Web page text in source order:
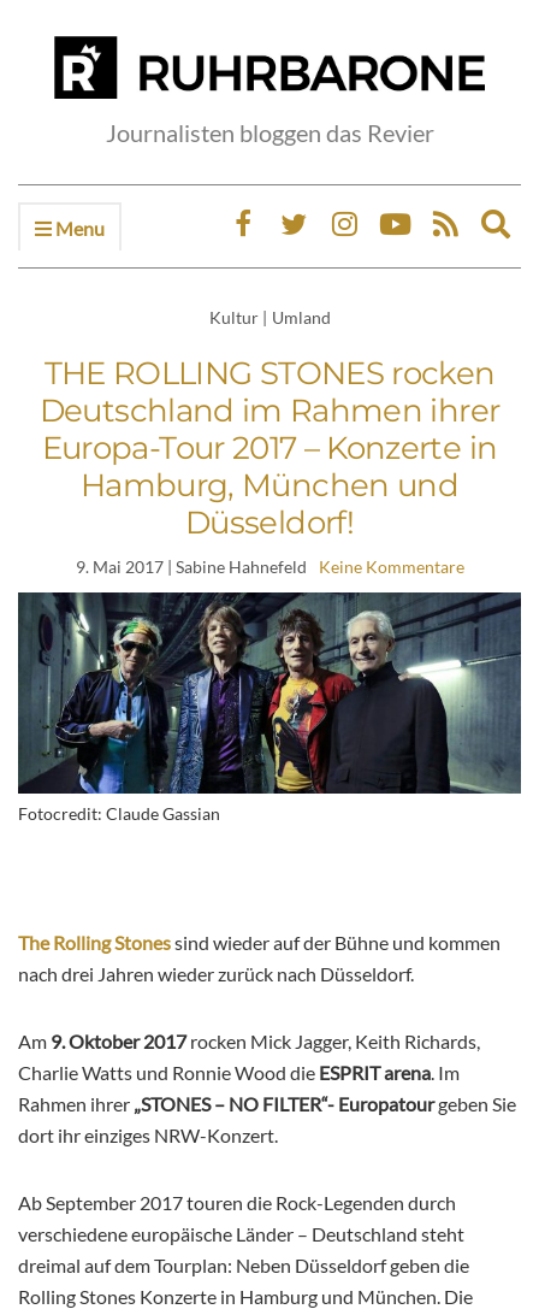
Journalisten bloggen das Revier
Menu
Kultur | Umland
THE ROLLING STONES rocken
Deutschland im Rahmen ihrer
Europa-Tour 2017 – Konzerte in
Hamburg, München und
Düsseldorf!
9. Mai 2017| Sabine Hahnefeld Keine Kommentare
Fotocredit: Claude Gassian
The Rolling Stonessind wieder auf der Bühne und kommen
nach drei Jahren wieder zurück nach Düsseldorf.
Am 9. Oktober 2017rocken Mick Jagger, Keith Richards,
Charlie Watts und Ronnie Wood die ESPRIT arena. Im
Rahmen ihrer „STONES – NO FILTER“- Europatourgeben Sie
dort ihr einziges NRW-Konzert.
Ab September 2017 touren die Rock-Legenden durch
verschiedene europäische Länder – Deutschland steht
dreimal auf dem Tourplan: Neben Düsseldorf geben die
Rolling Stones Konzerte in Hamburg und München. Die